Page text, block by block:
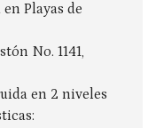
Playas de
No. 1141,
en 2 niveles